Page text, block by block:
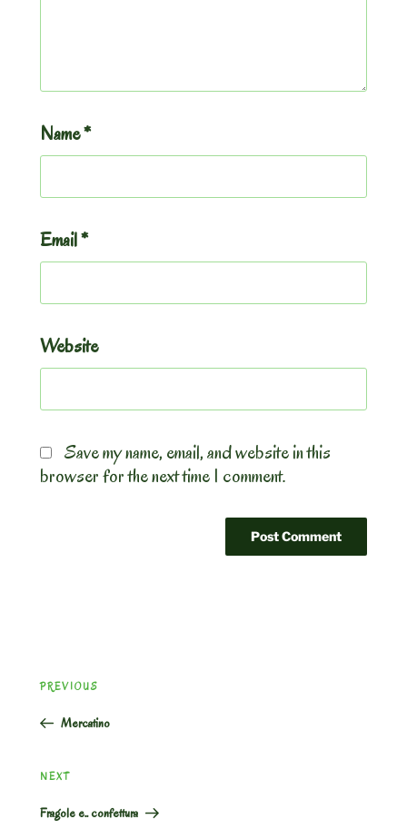
Name*
Email*
Website
Save my name, email, and website in this
browser for the next time I comment.
navigation
Previous
PREVIOUS
Mercatino
Next
NEXT
Fragole e.. confettura